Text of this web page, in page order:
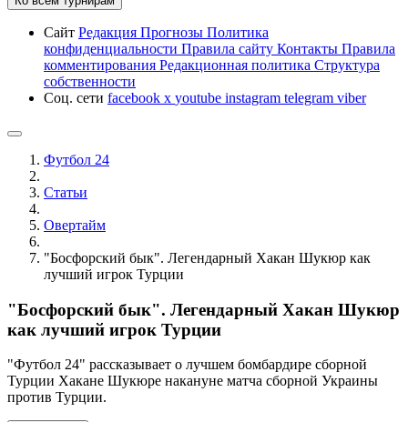
Сайт Редакция Прогнозы Политика
конфиденциальности Правила сайту Контакты Правила
комментирования Редакционная политика Структура
собственности
Соц. сети facebook x youtube instagram telegram viber
Футбол 24
Статьи
Овертайм
"Босфорский бык". Легендарный Хакан Шукюр как
лучший игрок Турции
"Босфорский бык". Легендарный Хакан Шукюр
как лучший игрок Турции
"Футбол 24" рассказывает о лучшем бомбардире сборной
Турции Хакане Шукюре накануне матча сборной Украины
против Турции.